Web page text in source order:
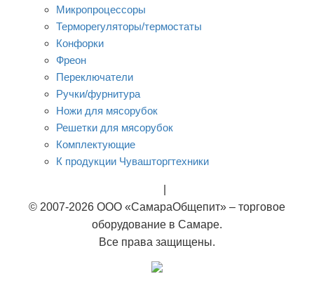
Микропроцессоры
Терморегуляторы/термостаты
Конфорки
Фреон
Переключатели
Ручки/фурнитура
Ножи для мясорубок
Решетки для мясорубок
Комплектующие
К продукции Чувашторгтехники
© 2007-2026 ООО «СамараОбщепит» – торговое
оборудование в Самаре.
Все права защищены.